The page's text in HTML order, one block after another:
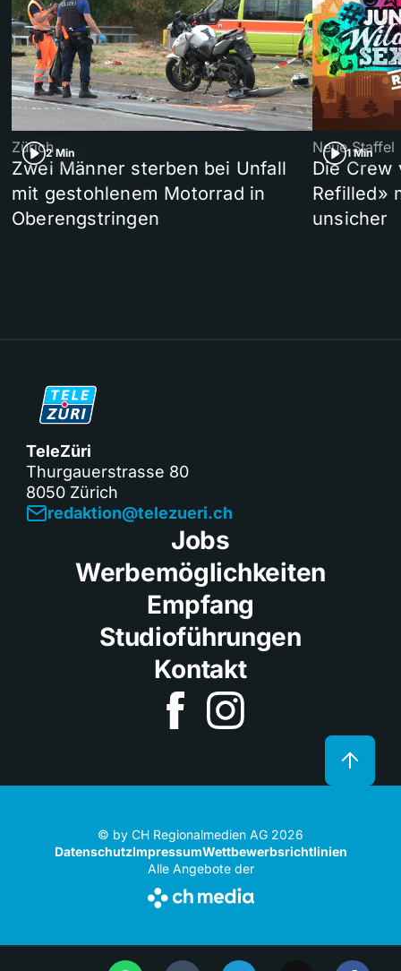
2 Min
Zürich
Zwei Männer sterben bei Unfall
mit gestohlenem Motorrad in
Oberengstringen
1 Min
Neue Staffel
Die Crew
Refilled»
unsicher
TeleZüri
Thurgauerstrasse 80
8050 Zürich
redaktion@telezueri.ch
Jobs
Werbemöglichkeiten
Empfang
Studioführungen
Kontakt
© by CH Regionalmedien AG 2026
DatenschutzImpressumWettbewerbsrichtlinien
Alle Angebote der